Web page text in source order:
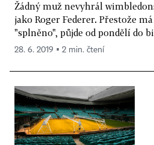
Žádný muž nevyhrál
jako Roger Federer. Přestože
"splněno", půjde od pondělí do
28. 6. 2019 ▪ 2 min. čtení